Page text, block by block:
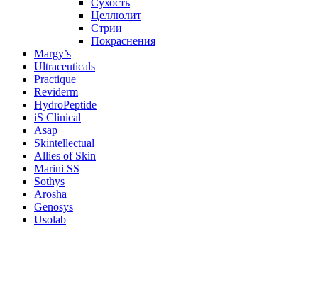
Сухость
Целлюлит
Стрии
Покраснения
Margy’s
Ultraceuticals
Practique
Reviderm
HydroPeptide
iS Clinical
Asap
Skintellectual
Allies of Skin
Marini SS
Sothys
Arosha
Genosys
Usolab